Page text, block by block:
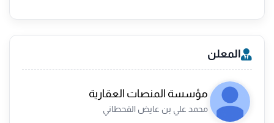
المعلن
مؤسسة المنصات العقارية
محمد علي بن عايض القحطاني